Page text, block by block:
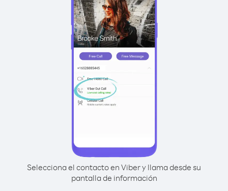
Selecciona el contacto en Viber y llama desde su
pantalla de información